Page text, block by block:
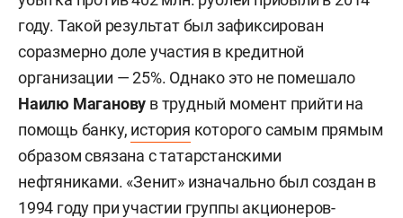
году. Такой результат был зафиксирован
соразмерно доле участия в кредитной
организации — 25%. Однако это не помешало
Наилю Маганову в трудный момент прийти на
помощь банку, история которого самым прямым
образом связана с татарстанскими
нефтяниками. «Зенит» изначально был создан в
1994 году при участии группы акционеров-